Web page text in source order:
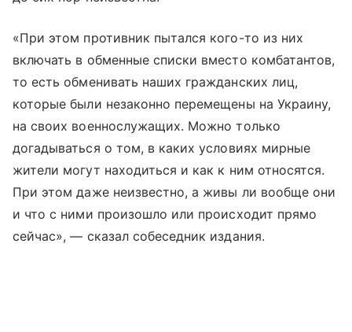
«При этом противник пытался кого-то из них
включать в обменные списки вместо комбатантов,
то есть обменивать наших гражданских лиц,
которые были незаконно перемещены на Украину,
на своих военнослужащих. Можно только
догадываться о том, в каких условиях мирные
жители могут находиться и как к ним относятся.
При этом даже неизвестно, а живы ли вообще они
и что с ними произошло или происходит прямо
сейчас», — сказал собеседник издания.